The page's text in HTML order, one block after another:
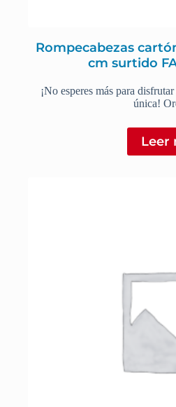
Rompecabezas
cm surtido
¡No esperes más para
única!
Leer